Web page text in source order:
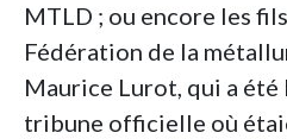
MTLD ; ou encore les
Fédération de la
Maurice Lurot, qui a
tribune officielle où